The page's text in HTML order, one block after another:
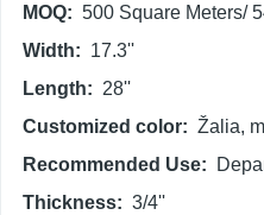
MOQ
500 Square Meters/
Width
17.3''
Length
28''
Customized color
Žalia,
Recommended Use
Thickness
3/4''